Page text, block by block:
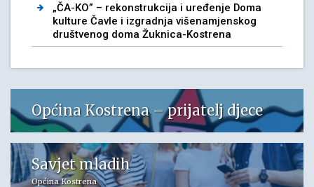
„ČA-KO” – rekonstrukcija i uređenje Doma
kulture Čavle i izgradnja višenamjenskog
društvenog doma Žuknica-Kostrena
Općina Kostrena – prijatelj djece
Savjet mladih
Općina Kostrena